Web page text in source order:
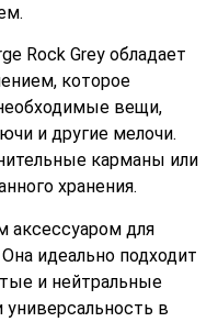
Rock Grey обладает
которое
вещи,
и другие мелочи.
карманы или
хранения.
аксессуаром для
идеально подходит
и нейтральные
универсальность в